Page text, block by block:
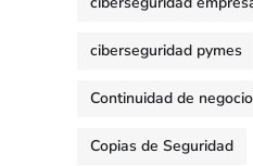
ciberseguridad pymes
Continuidad de negocio
Copias de Seguridad